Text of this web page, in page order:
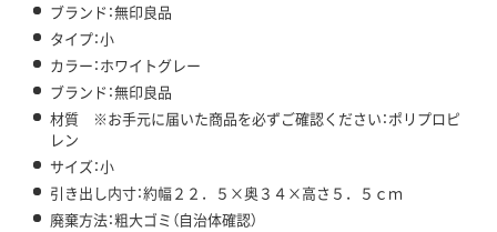
ブランド：無印良品
タイプ：小
カラー：ホワイトグレー
ブランド：無印良品
材質 ※お手元に届いた商品を必ずご確認ください：ポリプロピ
レン
サイズ：小
引き出し内寸：約幅２２．５×奥３４×高さ５．５ｃｍ
廃棄方法：粗大ゴミ（自治体確認）